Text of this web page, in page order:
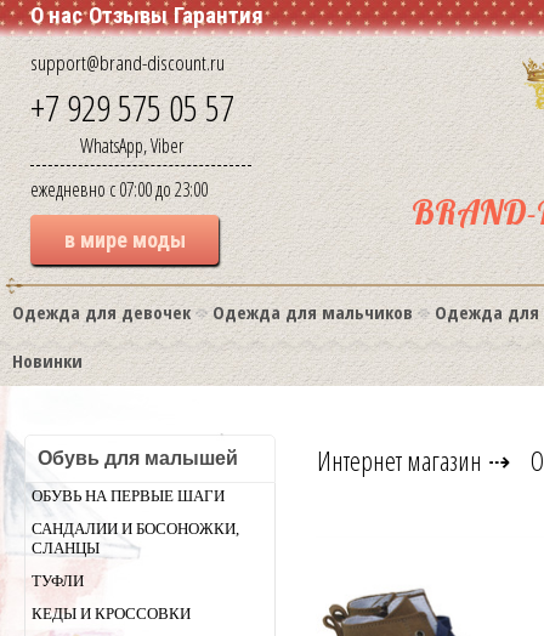
О нас Отзывы Гарантия
support@brand-discount.ru
+7 929 575 05 57
WhatsApp, Viber
ежедневно с 07:00 до 23:00
в мире моды
BRAND-
Одежда для девочек Одежда для мальчиков
Одежда для
Новинки
Обувь для малышей
ОБУВЬ НА ПЕРВЫЕ ШАГИ
САНДАЛИИ И БОСОНОЖКИ,
СЛАНЦЫ
ТУФЛИ
КЕДЫ И КРОССОВКИ
Интернет магазин ⇢